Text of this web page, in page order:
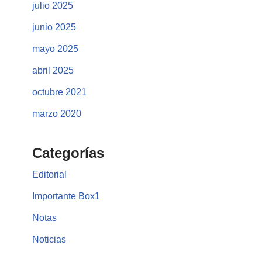
julio 2025
junio 2025
mayo 2025
abril 2025
octubre 2021
marzo 2020
Categorías
Editorial
Importante Box1
Notas
Noticias